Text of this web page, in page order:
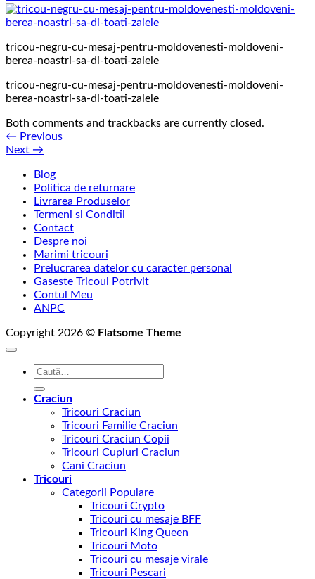
tricou-negru-cu-mesaj-pentru-moldovenesti-moldoveni-
berea-noastri-sa-di-toati-zalele
tricou-negru-cu-mesaj-pentru-moldovenesti-moldoveni-
berea-noastri-sa-di-toati-zalele
Both comments and trackbacks are currently closed.
← Previous
Next →
Blog
Politica de returnare
Livrarea Produselor
Termeni si Conditii
Contact
Despre noi
Marimi tricouri
Prelucrarea datelor cu caracter personal
Gaseste Tricoul Potrivit
Contul Meu
ANPC
Copyright 2026 © Flatsome Theme
Caută
Craciun
Tricouri Craciun
Tricouri Familie Craciun
Tricouri Craciun Copii
Tricouri Cupluri Craciun
Cani Craciun
Tricouri
Categorii Populare
Tricouri Crypto
Tricouri cu mesaje BFF
Tricouri King Queen
Tricouri Moto
Tricouri cu mesaje virale
Tricouri Pescari